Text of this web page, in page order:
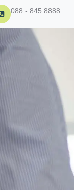
088 - 845 8888